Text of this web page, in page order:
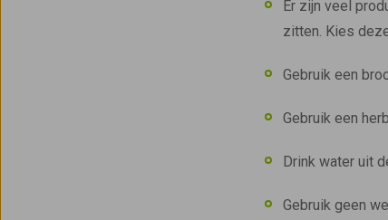
Er zijn veel
zitten. Kies
Gebruik een
Gebruik een
Drink water uit
Gebruik geen